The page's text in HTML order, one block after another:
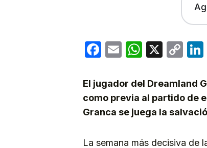
Facebook
Email X
El jugador del Dreamland
como previa al partido de
Granca se juega la
La semana más decisiva de